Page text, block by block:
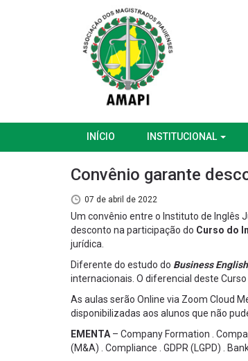
INÍCIO INSTITUCIONAL
Convênio garante
07 de abril de 2022
Um convênio entre o Instituto de Inglês
desconto na participação do Curso do
jurídica.
Diferente do estudo do Business
internacionais. O diferencial deste
As aulas serão Online via Zoom Cloud
disponibilizadas aos alunos que não
EMENTA – Company Formation .
(M&A) . Compliance . GDPR (LGPD) .